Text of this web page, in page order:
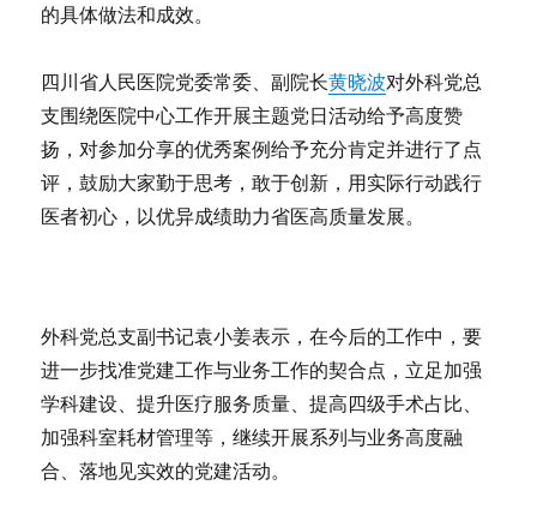
的具体做法和成效。
四川省人民医院党委常委、副院长黄晓波对外科党总
支围绕医院中心工作开展主题党日活动给予高度赞
扬，对参加分享的优秀案例给予充分肯定并进行了点
评，鼓励大家勤于思考，敢于创新，用实际行动践行
医者初心，以优异成绩助力省医高质量发展。
外科党总支副书记袁小姜表示，在今后的工作中，要
进一步找准党建工作与业务工作的契合点，立足加强
学科建设、提升医疗服务质量、提高四级手术占比、
加强科室耗材管理等，继续开展系列与业务高度融
合、落地见实效的党建活动。